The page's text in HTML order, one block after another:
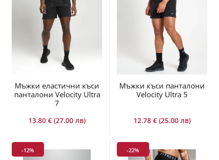
Мъжки еластични къси
панталони Velocity Ultra
7
13.80 € (27.00 лв)
Мъжки къси панталони
Velocity Ultra 5
12.78 € (25.00 лв)
-12% -22%